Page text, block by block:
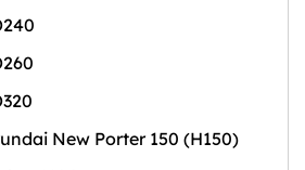
New Porter 150 (H150)